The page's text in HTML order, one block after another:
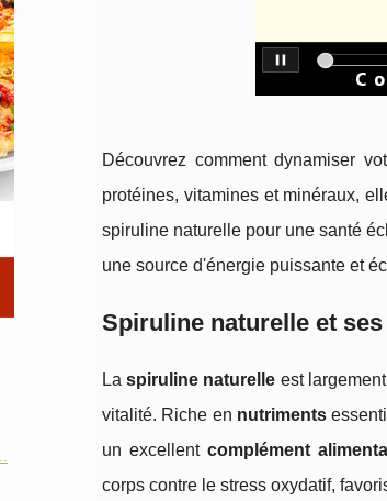
Découvrez comment dynamiser
protéines, vitamines et minéraux,
spiruline naturelle pour une santé
une source d'énergie puissante et
Spiruline naturelle et
Laspiruline naturelle est
vitalité. Riche en nutriments
un excellent complément
corps contre le stress oxydatif,